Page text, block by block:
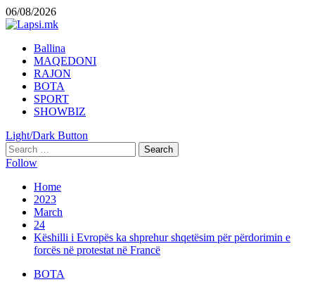
Skip
to
06/08/2026
Primary
Menu
Ballina
MAQEDONI
RAJON
BOTA
SPORT
SHOWBIZ
Light/Dark Button
Search
for:
Follow
Home
2023
March
24
Këshilli i Evropës ka shprehur shqetësim për përdorimin e
forcës në protestat në Francë
BOTA